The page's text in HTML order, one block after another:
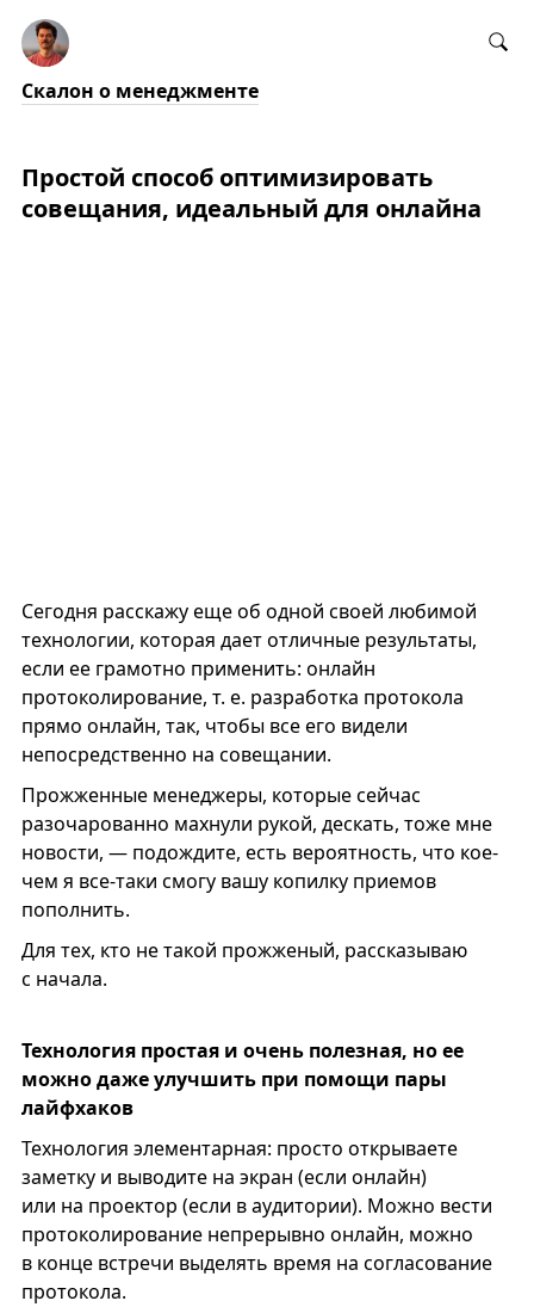
Скалон о менеджменте
Простой способ оптимизировать
совещания, идеальный для онлайна
Сегодня расскажу еще об одной своей любимой
технологии, которая дает отличные результаты,
если ее грамотно применить: онлайн
протоколирование, т. е. разработка протокола
прямо онлайн, так, чтобы все его видели
непосредственно на совещании.
Прожженные менеджеры, которые сейчас
разочарованно махнули рукой, дескать, тоже мне
новости, — подождите, есть вероятность, что кое-
чем я все-таки смогу вашу копилку приемов
пополнить.
Для тех, кто не такой прожженый, рассказываю
с начала.
Технология простая и очень полезная, но ее
можно даже улучшить при помощи пары
лайфхаков
Технология элементарная: просто открываете
заметку и выводите на экран (если онлайн)
или на проектор (если в аудитории). Можно вести
протоколирование непрерывно онлайн, можно
в конце встречи выделять время на согласование
протокола.